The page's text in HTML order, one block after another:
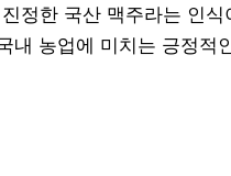
정한 국산 맥주라는 인
내 농업에 미치는 긍정적